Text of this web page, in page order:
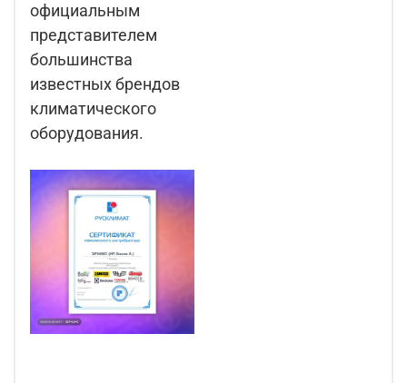
официальным
представителем
большинства
известных брендов
климатического
оборудования.